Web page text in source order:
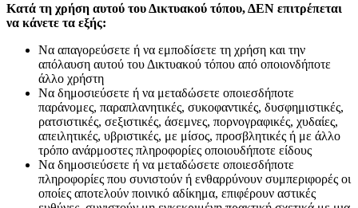
Κατά τη χρήση αυτού του Δικτυακού τόπου, ΔΕΝ επιτρέπεται
να κάνετε τα εξής:
Να απαγορεύσετε ή να εμποδίσετε τη χρήση και την
απόλαυση αυτού του Δικτυακού τόπου από οποιονδήποτε
άλλο χρήστη
Να δημοσιεύσετε ή να μεταδώσετε οποιεσδήποτε
παράνομες, παραπλανητικές, συκοφαντικές, δυσφημιστικές,
ρατσιστικές, σεξιστικές, άσεμνες, πορνογραφικές, χυδαίες,
απειλητικές, υβριστικές, με μίσος, προσβλητικές ή με άλλο
τρόπο ανάρμοστες πληροφορίες οποιουδήποτε είδους
Να δημοσιεύσετε ή να μεταδώσετε οποιεσδήποτε
πληροφορίες που συνιστούν ή ενθαρρύνουν συμπεριφορές οι
οποίες αποτελούν ποινικό αδίκημα, επιφέρουν αστικές